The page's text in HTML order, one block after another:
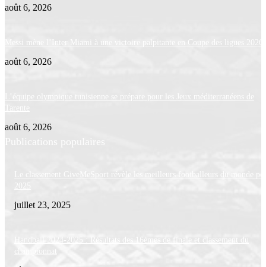
août 6, 2026
Messi mène l’Inter Miami à une victoire palpitante en Coupe des ligues 2026
août 6, 2026
L’équipe olympique tunisienne se prépare pour les Jeux méditerranéens de
Tarente
août 6, 2026
Publications populaires
Le classement GiveMeSport révèle les meilleurs footballeurs du monde
juillet 23, 2025
Handball 2024-2025 : Résultats des 16èmes de finale et classement du
championnat